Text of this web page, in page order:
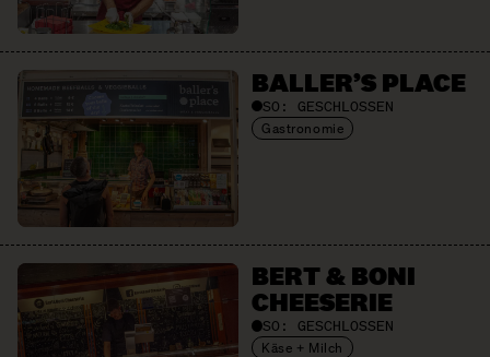
BALLER’S PLACE
SO: GESCHLOSSEN
Gastronomie
BERT & BONI
CHEESERIE
SO: GESCHLOSSEN
Käse + Milch